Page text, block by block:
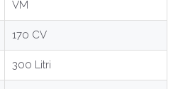
VM
170 CV
300 Litri